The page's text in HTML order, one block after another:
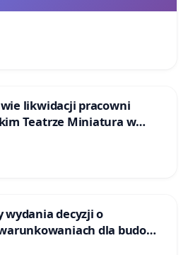
likwidacji pracowni
Teatrze Miniatura w
wydania decyzji o
dla budowy
biometanu „Krynki” w